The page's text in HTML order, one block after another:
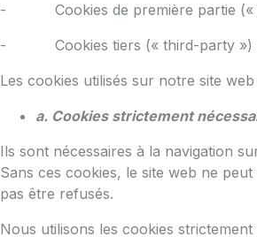
- Cookies de première partie («
- Cookies tiers (« third-party »)
Les cookies utilisés sur notre site
a. Cookies strictement
Ils sont nécessaires à la navigation
Sans ces cookies, le site web ne
pas être refusés.
Nous utilisons les cookies